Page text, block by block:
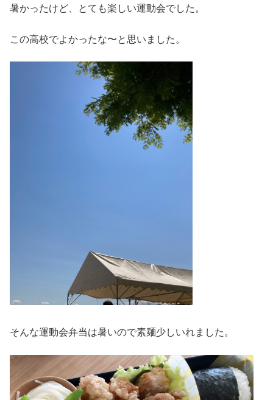
暑かったけど、とても楽しい運動会でした。
この高校でよかったな〜と思いました。
そんな運動会弁当は暑いので素麺少しいれました。